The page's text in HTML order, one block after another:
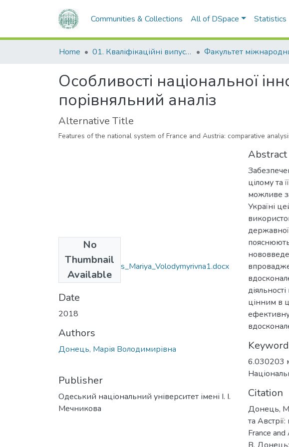
Communities & Collections All of DSpace Statistics
Home 01. Кваліфікаційні випускні роботи здобувачів вищої освіти
Особливості національної
порівняльний аналіз
Alternative Title
Features of the national system of France and Austria: comparative
No
Thumbnail
Available
6.030203_Donets_Mariya_Volodymyrivna1.docx
(31.9 KB)
Date
2018
Authors
Донець, Марія Володимирівна
Publisher
Одеський національний університет імені І. І.
Мечникова
Abstract
цілому та
можливе
Україні
державної
цінним в
6.030203
Citation
Донець, М.
та
France